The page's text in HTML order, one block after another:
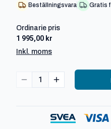
Beställningsvara Gratis
Ordinarie pris
1 995,00 kr
Inkl. moms
1